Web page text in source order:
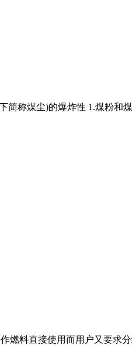
称煤尘)的爆炸性 1.煤粉和
料直接使用而用户又要求